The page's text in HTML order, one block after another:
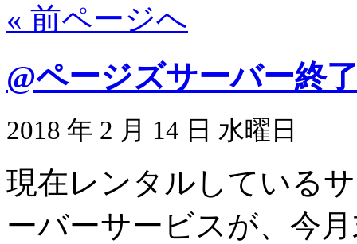
« 前ページへ
@ページズサーバー終
2018 年 2 月 14 日 水曜日
現在レンタルしている
ーバーサービスが、今